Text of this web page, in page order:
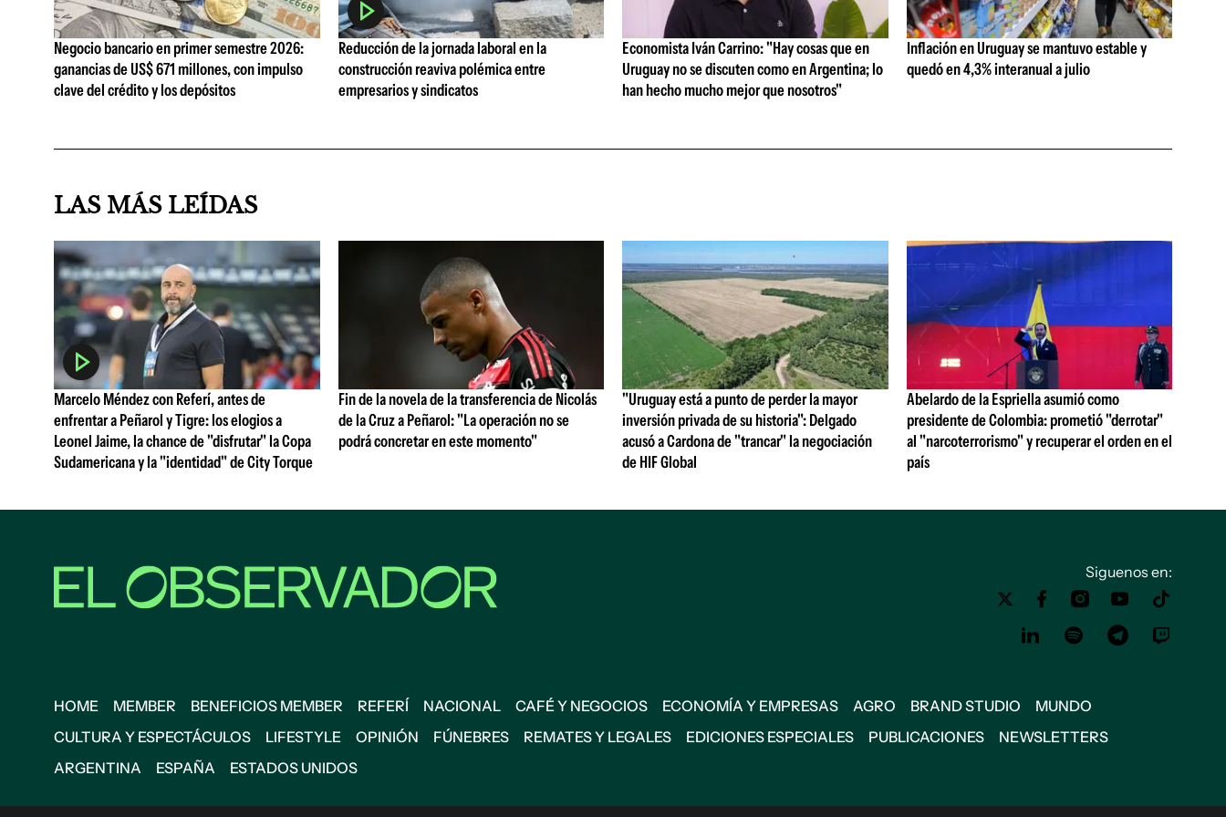
Negocio bancario en primer semestre 2026:
ganancias de US$ 671 millones, con impulso
clave del crédito y los depósitos
Reducción de la jornada laboral en la
construcción reaviva polémica entre
empresarios y sindicatos
Economista Iván Carrino: "Hay cosas que en
Uruguay no se discuten como en Argentina; lo
han hecho mucho mejor que nosotros"
Inflación en Uruguay se mantuvo estable y
quedó en 4,3% interanual a julio
LAS MÁS LEÍDAS
Marcelo Méndez con Referí, antes de
enfrentar a Peñarol y Tigre: los elogios a
Leonel Jaime, la chance de "disfrutar" la Copa
Sudamericana y la "identidad" de City Torque
Fin de la novela de la transferencia de Nicolás
de la Cruz a Peñarol: "La operación no se
podrá concretar en este momento"
"Uruguay está a punto de perder la mayor
inversión privada de su historia": Delgado
acusó a Cardona de "trancar" la negociación
de HIF Global
Abelardo de la Espriella asumió como
presidente de Colombia: prometió "derrotar"
al "narcoterrorismo" y recuperar el orden en el
país
Siguenos en:
HOME MEMBER BENEFICIOS MEMBER REFERÍ NACIONAL CAFÉ Y NEGOCIOS ECONOMÍA Y EMPRESAS AGRO BRAND STUDIO
MUNDO
CULTURA Y ESPECTÁCULOS
LIFESTYLE OPINIÓN FÚNEBRES REMATES Y LEGALES EDICIONES ESPECIALES PUBLICACIONES
NEWSLETTERS
ARGENTINA
ESPAÑA ESTADOS UNIDOS